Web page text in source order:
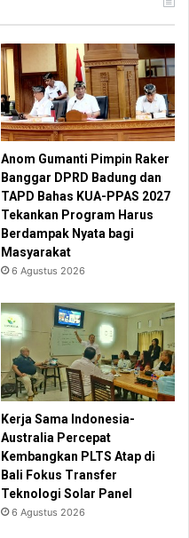
Anom Gumanti Pimpin Raker
Banggar DPRD Badung dan
TAPD Bahas KUA-PPAS 2027
Tekankan Program Harus
Berdampak Nyata bagi
Masyarakat
6 Agustus 2026
Kerja Sama Indonesia-
Australia Percepat
Kembangkan PLTS Atap di
Bali Fokus Transfer
Teknologi Solar Panel
6 Agustus 2026